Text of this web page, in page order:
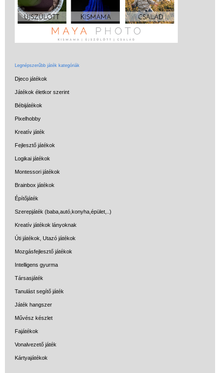
Legnépszerűbb játék kategóriák
Djeco játékok
Játékok életkor szerint
Bébijátékok
Pixelhobby
Kreatív játék
Fejlesztő játékok
Logikai játékok
Montessori játékok
Brainbox játékok
Építőjáték
Szerepjáték (baba,autó,konyha,épület,..)
Kreatív játékok lányoknak
Úti játékok, Utazó játékok
Mozgásfejlesztő játékok
Intelligens gyurma
Társasjáték
Tanulást segítő játék
Játék hangszer
Művész készlet
Fajátékok
Vonalvezető játék
Kártyajátékok
Miért vásárolj nálunk?
Akiket támogatunk
Garancia